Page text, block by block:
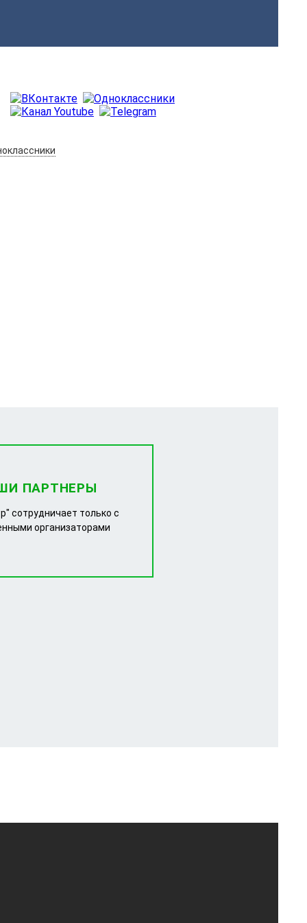
ПАРТНЕРЫ
сотрудничает только с
организаторами